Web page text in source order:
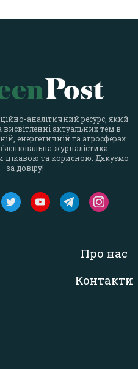
аналітичний ресурс, який
висвітленні актуальних тем в
енергетичній та агросферах.
журналістика.
цікавою та корисною. Дякуємо
за довіру!
Про нас
Контакти